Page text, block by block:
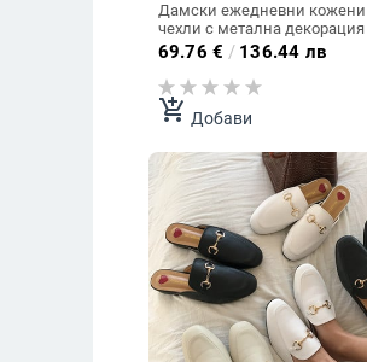
Дамски ежедневни кожени
чехли с метална декорация
69.76 € / 136.44 лв
add_shopping_cart Добави